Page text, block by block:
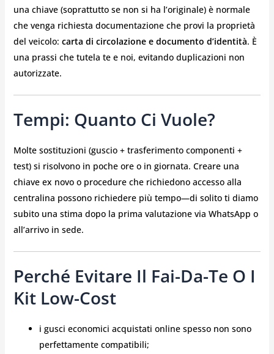
una chiave (soprattutto se non si ha l’originale) è normale
che venga richiesta documentazione che provi la proprietà
del veicolo: carta di circolazione e documento d’identità. È
una prassi che tutela te e noi, evitando duplicazioni non
autorizzate.
Tempi: Quanto Ci Vuole?
Molte sostituzioni (guscio + trasferimento componenti +
test) si risolvono in poche ore o in giornata. Creare una
chiave ex novo o procedure che richiedono accesso alla
centralina possono richiedere più tempo—di solito ti diamo
subito una stima dopo la prima valutazione via WhatsApp o
all’arrivo in sede.
Perché Evitare Il Fai-Da-Te O I
Kit Low-Cost
i gusci economici acquistati online spesso non sono
perfettamente compatibili;